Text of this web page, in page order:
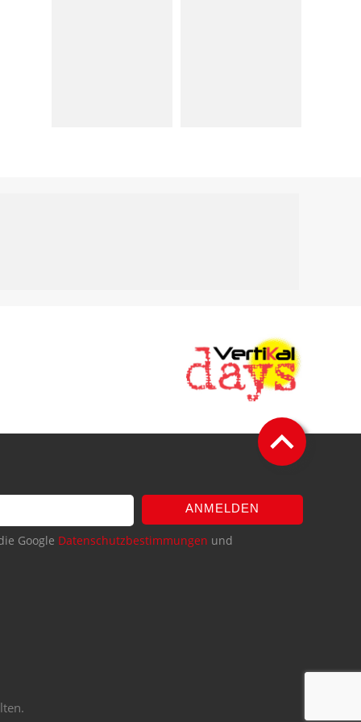
ANMELDEN
Google Datenschutzbestimmungen und